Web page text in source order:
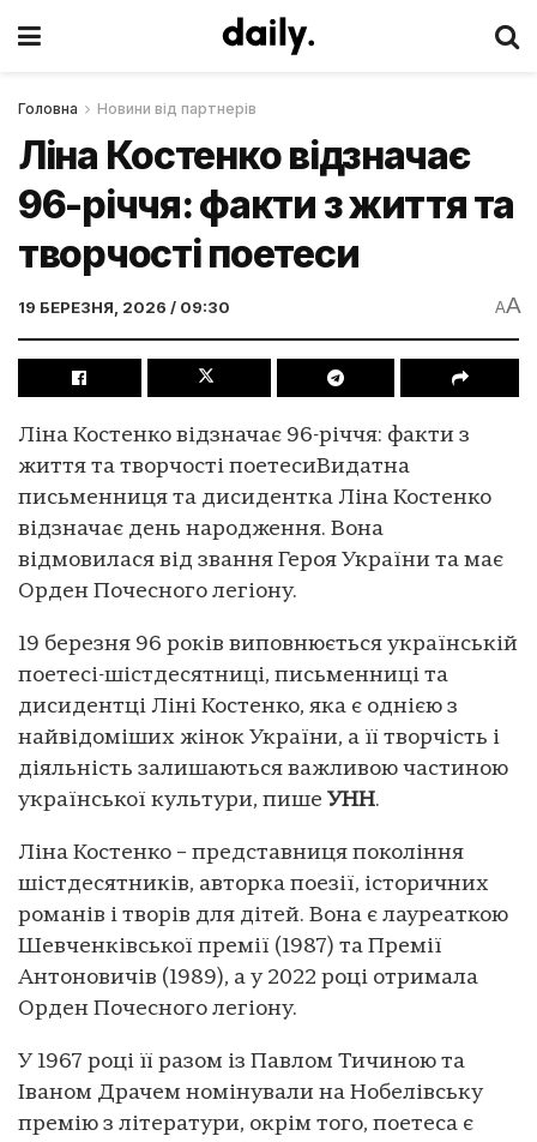
Головна Новини від партнерів
Ліна Костенко відзначає
96-річчя: факти з життя та
творчості поетеси
19 БЕРЕЗНЯ, 2026 / 09:30 AA
Ліна Костенко відзначає 96-річчя: факти з
життя та творчості поетесиВидатна
письменниця та дисидентка Ліна Костенко
відзначає день народження. Вона
відмовилася від звання Героя України та має
Орден Почесного легіону.
19 березня 96 років виповнюється українській
поетесі-шістдесятниці, письменниці та
дисидентці Ліні Костенко, яка є однією з
найвідоміших жінок України, а її творчість і
діяльність залишаються важливою частиною
української культури, пише УНН.
Ліна Костенко – представниця покоління
шістдесятників, авторка поезії, історичних
романів і творів для дітей. Вона є лауреаткою
Шевченківської премії (1987) та Премії
Антоновичів (1989), а у 2022 році отримала
Орден Почесного легіону.
У 1967 році її разом із Павлом Тичиною та
Іваном Драчем номінували на Нобелівську
премію з літератури, окрім того, поетеса є